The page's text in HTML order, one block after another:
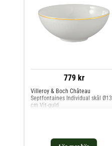
779 kr
Villeroy & Boch Château
Septfontaines Individual skål Ø13
cm Vit-guld